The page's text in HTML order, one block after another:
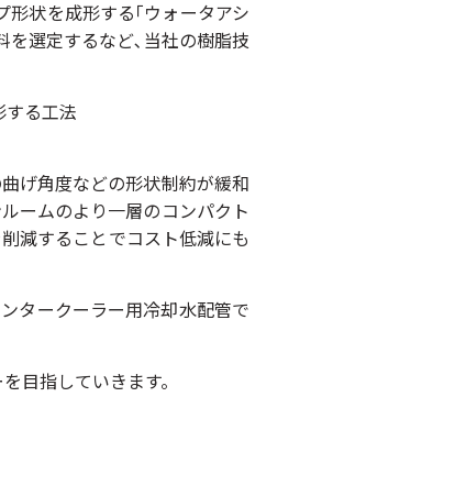
状を成形する｢ウォータアシ
を選定するなど､当社の樹脂技
る工法
げ角度などの形状制約が緩和
ームのより一層のコンパクト
減することでコスト低減にも
タークーラー用冷却水配管で
目指していきます。